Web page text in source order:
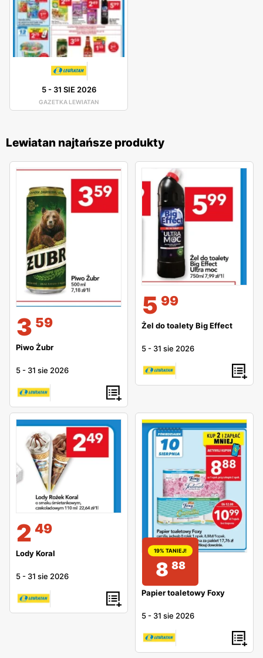
5- 31 SIE 2026
GAZETKA LEWIATAN
Lewiatan najtańsze produkty
3 59
Piwo Żubr
5 - 31 sie 2026
5 99
Żel do toalety Big Effect
5 - 31 sie 2026
2 49
Lody Koral
5 - 31 sie 2026
19% TANIEJ!
8 88
Papier toaletowy Foxy
5 - 31 sie 2026